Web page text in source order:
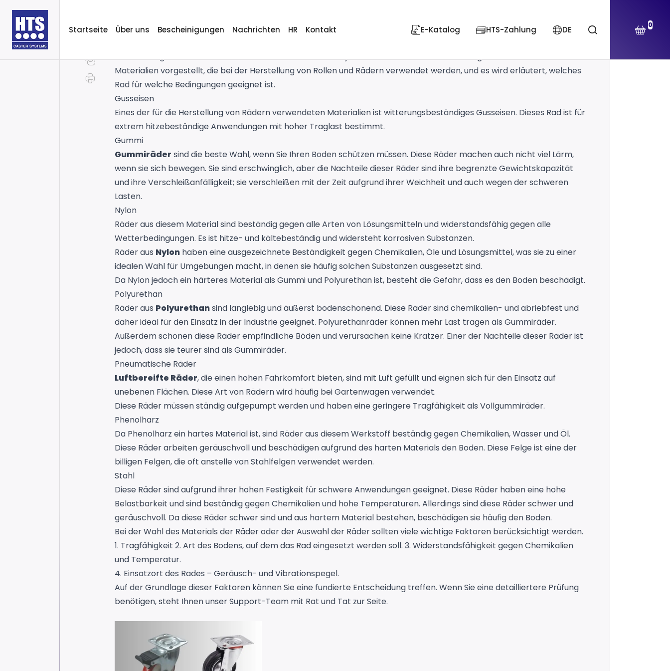
Startseite Über uns Bescheinigungen Nachrichten HR Kontakt E-Katalog HTS-Zahlung DE 0
Verwendung von Rollen und Rädern in der Industrie variiert je nach Material des Rades. Im Folgenden werden die
Materialien vorgestellt, die bei der Herstellung von Rollen und Rädern verwendet werden, und es wird erläutert, welches
Rad für welche Bedingungen geeignet ist.
Gusseisen
Eines der für die Herstellung von Rädern verwendeten Materialien ist witterungsbeständiges Gusseisen. Dieses Rad ist für
extrem hitzebeständige Anwendungen mit hoher Traglast bestimmt.
Gummi
Gummiräder sind die beste Wahl, wenn Sie Ihren Boden schützen müssen. Diese Räder machen auch nicht viel Lärm,
wenn sie sich bewegen. Sie sind erschwinglich, aber die Nachteile dieser Räder sind ihre begrenzte Gewichtskapazität
und ihre Verschleißanfälligkeit; sie verschleißen mit der Zeit aufgrund ihrer Weichheit und auch wegen der schweren
Lasten.
Nylon
Räder aus diesem Material sind beständig gegen alle Arten von Lösungsmitteln und widerstandsfähig gegen alle
Wetterbedingungen. Es ist hitze- und kältebeständig und widersteht korrosiven Substanzen.
Räder aus Nylon haben eine ausgezeichnete Beständigkeit gegen Chemikalien, Öle und Lösungsmittel, was sie zu einer
idealen Wahl für Umgebungen macht, in denen sie häufig solchen Substanzen ausgesetzt sind.
Da Nylon jedoch ein härteres Material als Gummi und Polyurethan ist, besteht die Gefahr, dass es den Boden beschädigt.
Polyurethan
Räder aus Polyurethansind langlebig und äußerst bodenschonend. Diese Räder sind chemikalien- und abriebfest und
daher ideal für den Einsatz in der Industrie geeignet. Polyurethanräder können mehr Last tragen als Gummiräder.
Außerdem schonen diese Räder empfindliche Böden und verursachen keine Kratzer. Einer der Nachteile dieser Räder ist
jedoch, dass sie teurer sind als Gummiräder.
Pneumatische Räder
Luftbereifte Räder, die einen hohen Fahrkomfort bieten, sind mit Luft gefüllt und eignen sich für den Einsatz auf
unebenen Flächen. Diese Art von Rädern wird häufig bei Gartenwagen verwendet.
Diese Räder müssen ständig aufgepumpt werden und haben eine geringere Tragfähigkeit als Vollgummiräder.
Phenolharz
Da Phenolharz ein hartes Material ist, sind Räder aus diesem Werkstoff beständig gegen Chemikalien, Wasser und Öl.
Diese Räder arbeiten geräuschvoll und beschädigen aufgrund des harten Materials den Boden. Diese Felge ist eine der
billigen Felgen, die oft anstelle von Stahlfelgen verwendet werden.
Stahl
Diese Räder sind aufgrund ihrer hohen Festigkeit für schwere Anwendungen geeignet. Diese Räder haben eine hohe
Belastbarkeit und sind beständig gegen Chemikalien und hohe Temperaturen. Allerdings sind diese Räder schwer und
geräuschvoll. Da diese Räder schwer sind und aus hartem Material bestehen, beschädigen sie häufig den Boden.
Bei der Wahl des Materials der Räder oder der Auswahl der Räder sollten viele wichtige Faktoren berücksichtigt werden.
1. Tragfähigkeit 2. Art des Bodens, auf dem das Rad eingesetzt werden soll. 3. Widerstandsfähigkeit gegen Chemikalien
und Temperatur.
4. Einsatzort des Rades – Geräusch- und Vibrationspegel.
Auf der Grundlage dieser Faktoren können Sie eine fundierte Entscheidung treffen. Wenn Sie eine detailliertere Prüfung
benötigen, steht Ihnen unser Support-Team mit Rat und Tat zur Seite.